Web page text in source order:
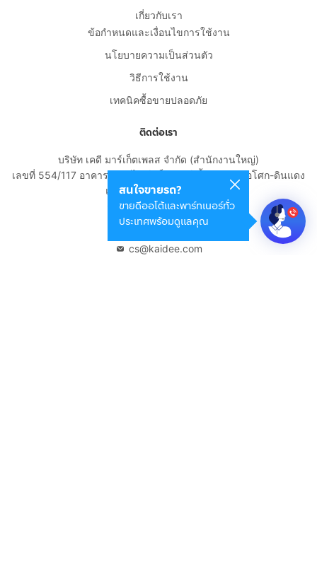
สนใจขายรถ?
ขายดีออโต้และพาร์ทเนอร์ทั่ว
ประเทศพร้อมดูแลคุณ
เกี่ยวกับเรา
ข้อกำหนดและเงื่อนไขการใช้งาน
นโยบายความเป็นส่วนตัว
วิธีการใช้งาน
เทคนิคซื้อขายปลอดภัย
ติดต่อเรา
บริษัท เคดี มาร์เก็ตเพลส จำกัด (สำนักงานใหญ่)
เลขที่ 554/117 อาคารสกายไนน์ เซ็นเตอร์ ชั้น 22 ถนนอโศก-ดินแดง
แขวงดินแดง เขตดินแดง
กรุงเทพมหานคร 10400
cs@kaidee.com